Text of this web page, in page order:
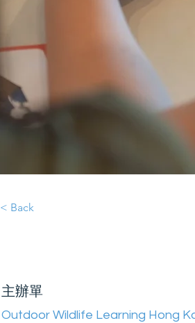
< Back
主辦單
Outdoor Wildlife Learning Hong